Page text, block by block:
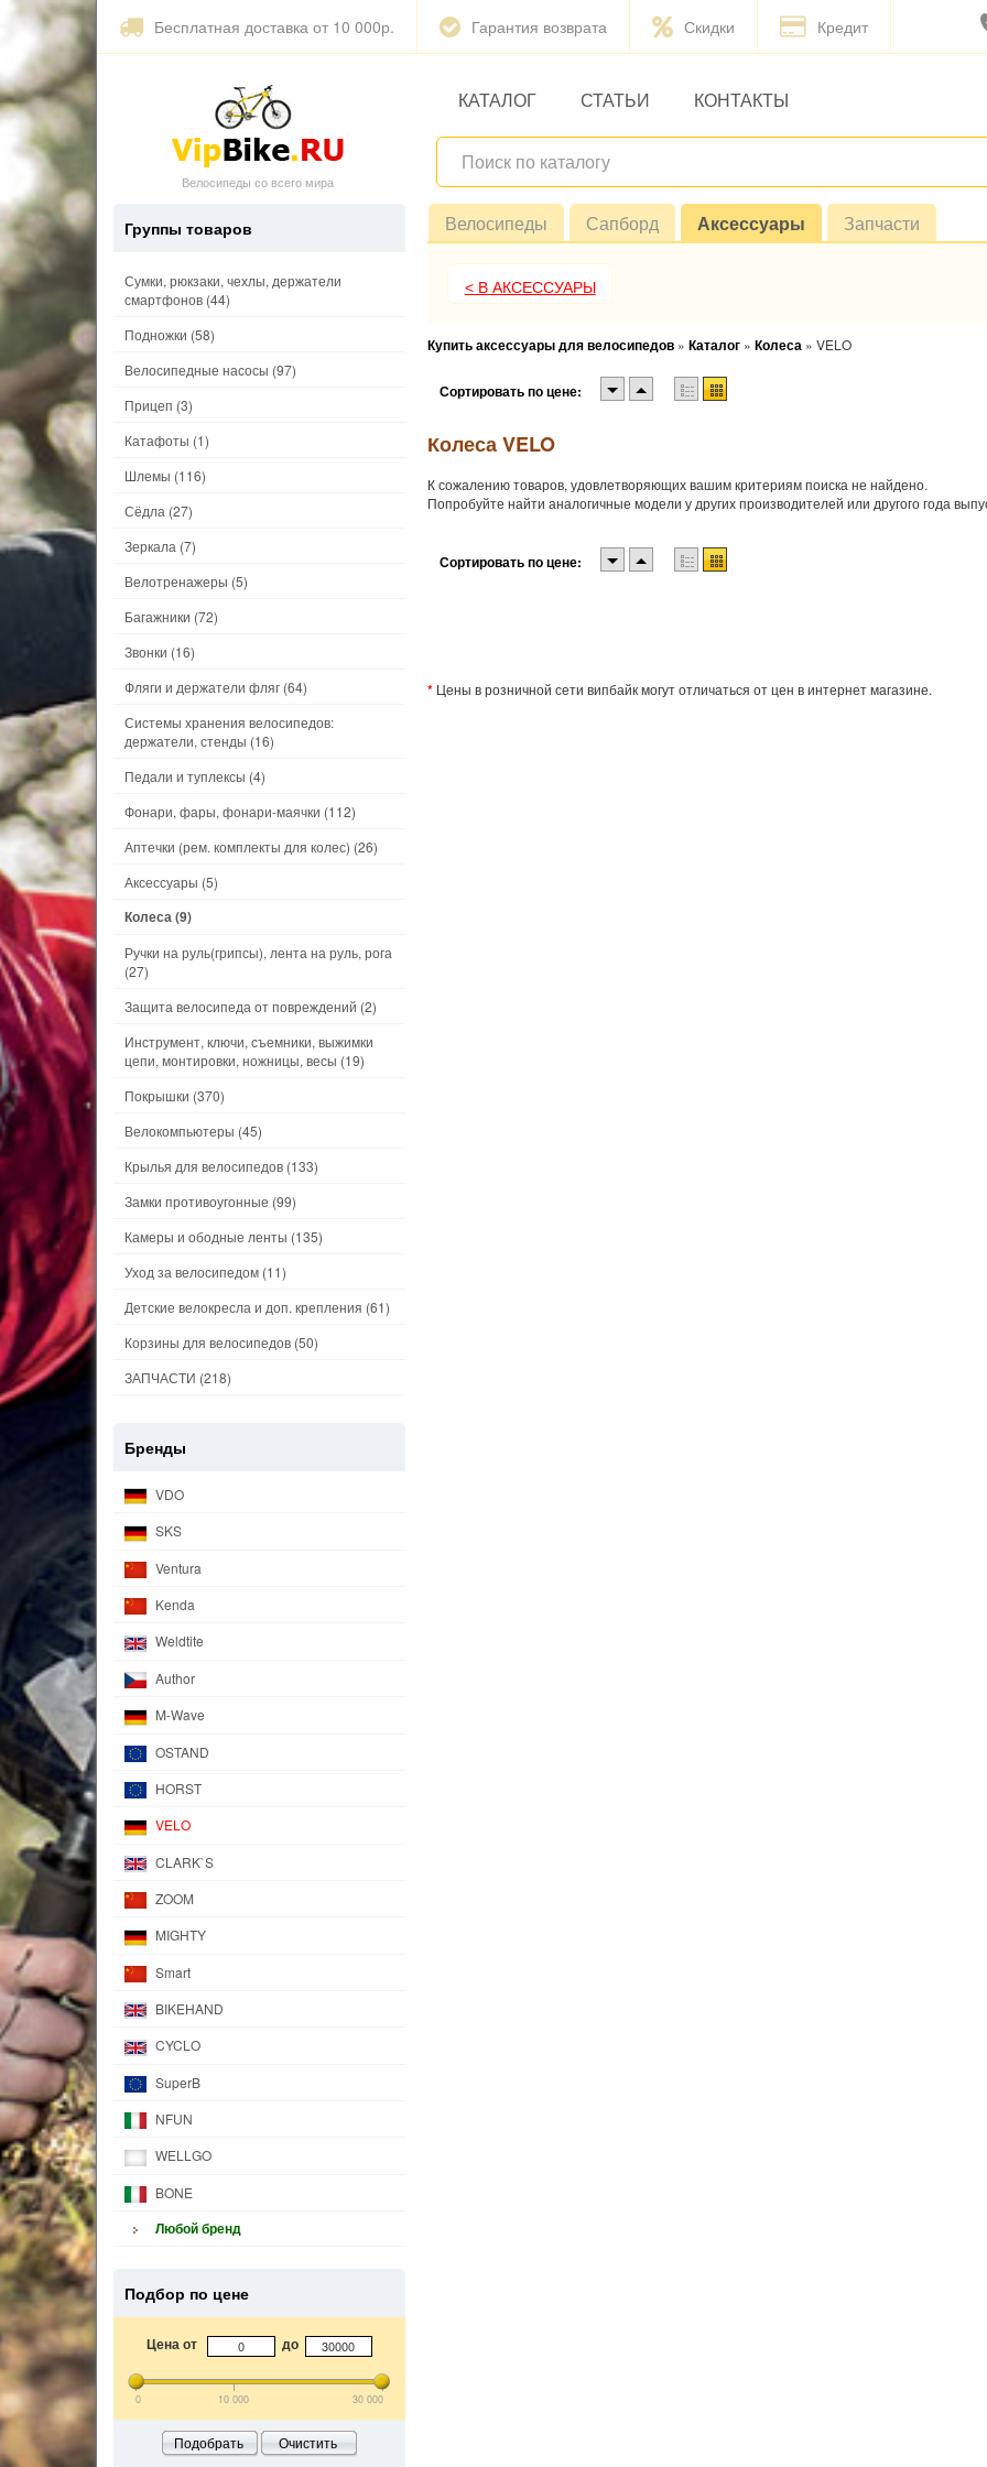
Бесплатная доставка от 10 000р. Гарантия возврата Скидки Кредит
Велосипеды со всего мира
КАТАЛОГ СТАТЬИ КОНТАКТЫ
Велосипеды Сапборд Аксессуары Запчасти
< В АКСЕССУАРЫ
Купить аксессуары для велосипедов » Каталог » Колеса » VELO
Сортировать по цене:
Колеса VELO
К сожалению товаров, удовлетворяющих вашим критериям поиска не найдено.
Попробуйте найти аналогичные модели у других производителей или другого года
Сортировать по цене:
* Цены в розничной сети випбайк могут отличаться от цен в интернет магазине.
Группы товаров
Сумки, рюкзаки, чехлы, держатели
смартфонов (44)
Подножки (58)
Велосипедные насосы (97)
Прицеп (3)
Катафоты (1)
Шлемы (116)
Сёдла (27)
Зеркала (7)
Велотренажеры (5)
Багажники (72)
Звонки (16)
Фляги и держатели фляг (64)
Системы хранения велосипедов:
держатели, стенды (16)
Педали и туплексы (4)
Фонари, фары, фонари-маячки (112)
Аптечки (рем. комплекты для колес) (26)
Аксессуары (5)
Колеса(9)
Ручки на руль(грипсы), лента на руль, рога
(27)
Защита велосипеда от повреждений (2)
Инструмент, ключи, съемники, выжимки
цепи, монтировки, ножницы, весы (19)
Покрышки (370)
Велокомпьютеры (45)
Крылья для велосипедов (133)
Замки противоугонные (99)
Камеры и ободные ленты (135)
Уход за велосипедом (11)
Детские велокресла и доп. крепления (61)
Корзины для велосипедов (50)
ЗАПЧАСТИ (218)
Бренды
VDO
SKS
Ventura
Kenda
Weldtite
Author
M-Wave
OSTAND
HORST
VELO
CLARK`S
ZOOM
MIGHTY
Smart
BIKEHAND
CYCLO
SuperB
NFUN
WELLGO
BONE
Любой бренд
Подбор по цене
Цена от до
0 10 000 30 000
Подобрать Очистить